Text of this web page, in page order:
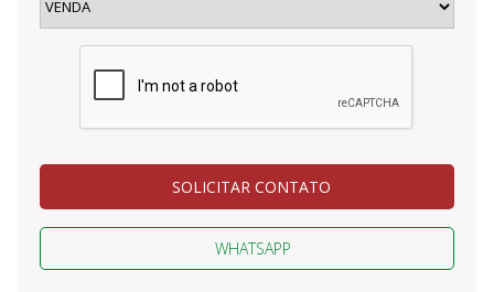
SOLICITAR CONTATO
WHATSAPP